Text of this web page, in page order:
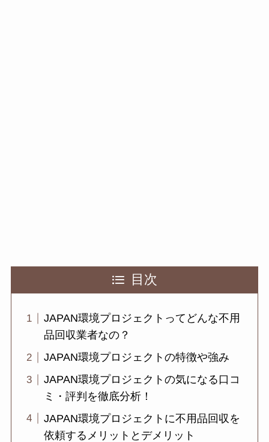
目次
JAPAN環境プロジェクトってどんな不用
品回収業者なの？
JAPAN環境プロジェクトの特徴や強み
JAPAN環境プロジェクトの気になる口コ
ミ・評判を徹底分析！
JAPAN環境プロジェクトに不用品回収を
依頼するメリットとデメリット